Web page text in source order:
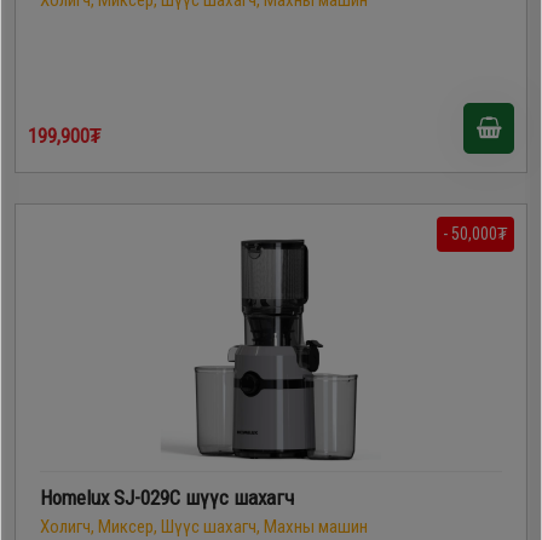
199,900₮
- 50,000₮
Homelux SJ-029C шүүс шахагч
Холигч, Миксер, Шүүс шахагч, Махны машин